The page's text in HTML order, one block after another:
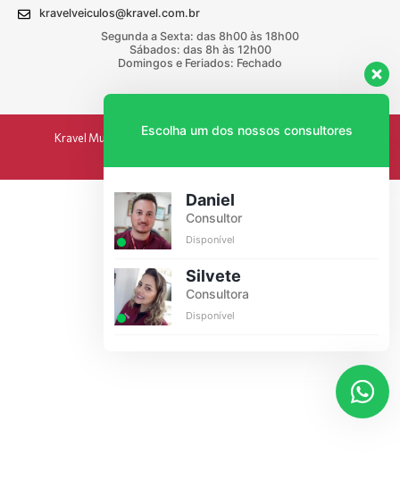
kravelveiculos@kravel.com.br
Segunda a Sexta: das 8h00 às 18h00
Sábados: das 8h às 12h00
Domingos e Feriados: Fechado
Kravel Multimarcas 2024 - Todos os direitos reservados.
Escolha um dos nossos consultores
Daniel
Consultor
Disponível
Silvete
Consultora
Disponível